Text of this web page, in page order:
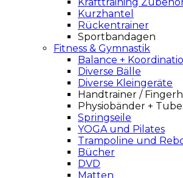
Kurzhantel
Rückentrainer
Sportbandagen
Fitness & Gymnastik
Balance +
Diverse Bälle
Diverse Kleingeräte
Handtrainer /
Physiobänder +
Springseile
YOGA und Pilates
Trampoline und
Bücher
DVD
Matten